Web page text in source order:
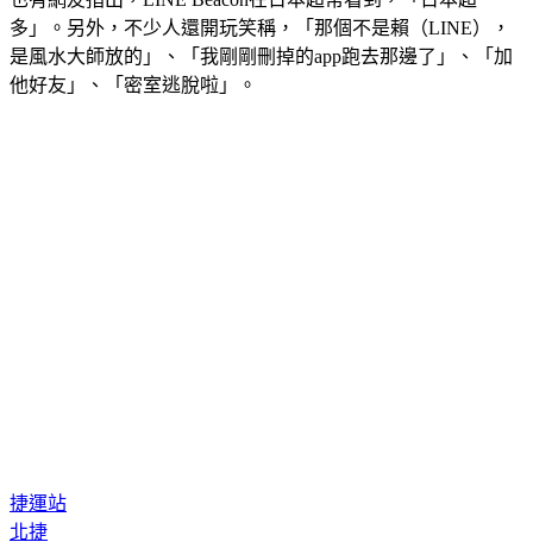
多」。另外，不少人還開玩笑稱，「那個不是賴（LINE），
是風水大師放的」、「我剛剛刪掉的app跑去那邊了」、「加
他好友」、「密室逃脫啦」。
捷運站
北捷